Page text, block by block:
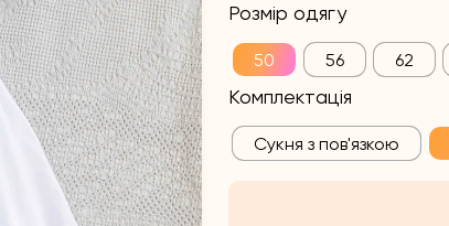
Розмір одягу
50 56 62
Комплектація
Сукня з пов'язкою